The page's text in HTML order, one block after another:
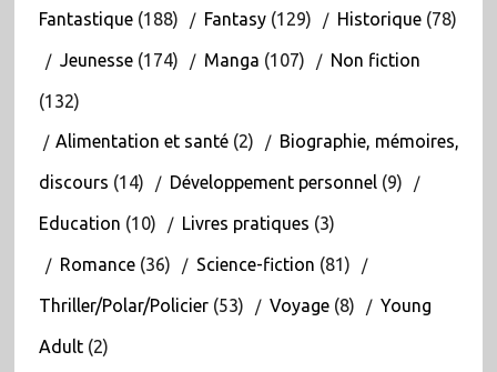
Fantastique(188) Fantasy(129) Historique(78)
Jeunesse(174) Manga (107) Non fiction
(132)
Alimentation et santé(2) Biographie, mémoires,
discours (14) Développement personnel(9)
Education (10) Livres pratiques (3)
Romance(36) Science-fiction (81)
Thriller/Polar/Policier(53) Voyage(8) Young
Adult(2)